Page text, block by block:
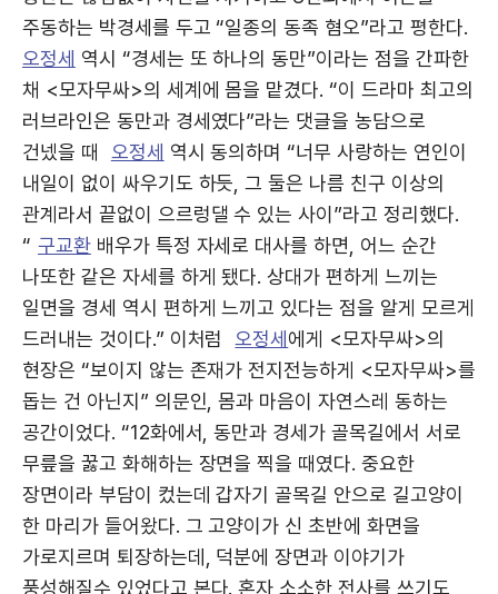
주동하는 박경세를 두고 “일종의 동족 혐오”라고 평한다.
오정세 역시 “경세는 또 하나의 동만”이라는 점을 간파한
채 <모자무싸>의 세계에 몸을 맡겼다. “이 드라마 최고의
러브라인은 동만과 경세였다”라는 댓글을 농담으로
건넸을 때
오정세 역시 동의하며 “너무 사랑하는 연인이
내일이 없이 싸우기도 하듯, 그 둘은 나름 친구 이상의
관계라서 끝없이 으르렁댈 수 있는 사이”라고 정리했다.
“ 구교환배우가 특정 자세로 대사를 하면, 어느 순간
나또한 같은 자세를 하게 됐다. 상대가 편하게 느끼는
일면을 경세 역시 편하게 느끼고 있다는 점을 알게 모르게
드러내는 것이다.” 이처럼
오정세 에게 <모자무싸>의
현장은 “보이지 않는 존재가 전지전능하게 <모자무싸>를
돕는 건 아닌지” 의문인, 몸과 마음이 자연스레 동하는
공간이었다. “12화에서, 동만과 경세가 골목길에서 서로
무릎을 꿇고 화해하는 장면을 찍을 때였다. 중요한
장면이라 부담이 컸는데 갑자기 골목길 안으로 길고양이
한 마리가 들어왔다. 그 고양이가 신 초반에 화면을
가로지르며 퇴장하는데, 덕분에 장면과 이야기가
풍성해질수 있었다고 본다. 혼자 소소한 전사를 쓰기도